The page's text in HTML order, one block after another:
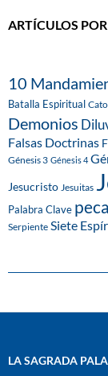
ARTÍCULOS
10
Batalla Espiritual
Demonios
Falsas Doctrinas
Génesis 3 Génesis 4
Jesucristo Jesuitas
Palabra Clave
Serpiente Siete
LA SAGRADA